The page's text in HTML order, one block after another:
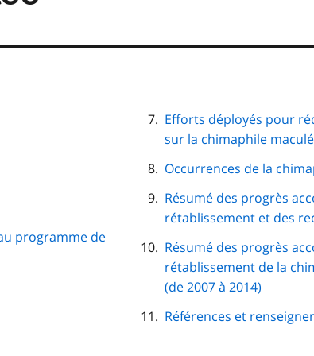
programme de
Efforts déployés pour
sur la chimaphile
Occurrences de la
Résumé des progrès
rétablissement et des
Résumé des progrès
rétablissement de la
(de 2007 à 2014)
Références et